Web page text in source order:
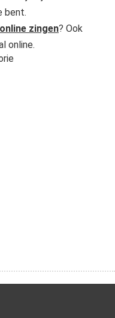
bent.
online zingen? Ook
online.